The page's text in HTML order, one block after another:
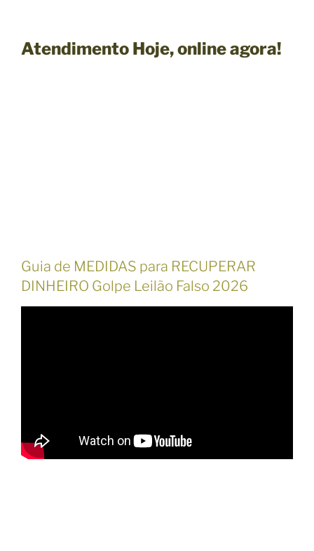
Atendimento Hoje,online agora!
Guia de MEDIDAS para RECUPERAR
DINHEIRO Golpe Leilão Falso 2026